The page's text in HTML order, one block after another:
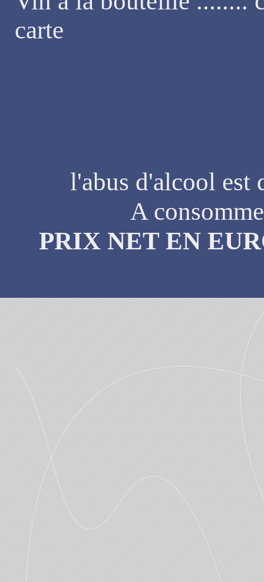
carte
l'abus d'alcool est
A
PRIX NET EN